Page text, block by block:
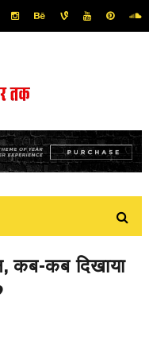
कब-कब दिखाया